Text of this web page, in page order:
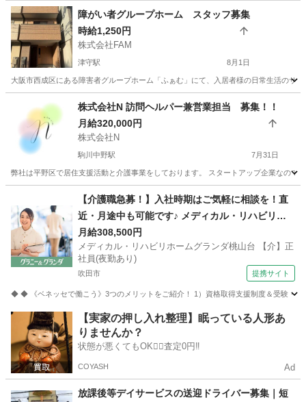
大阪 大阪市 岸里駅 その他 スタッフ
障がい者グループホーム スタッフ募集
時給1,250円
株式会社FAM
津守駅 8月1日
大阪市西成区にある障害者グループホーム「ふぁむ」にて、入居者様の日常生活のサ
津守駅 その他 スタッフ
株式会社N 訪問ヘルパー兼営業担当 募集！！
月給320,000円
株式会社N
駒川中野駅 7月31日
弊社は平野区で居住支援活動と介護事業をしております。 スタートアップ企業なの
駒川中野駅 その他 東住吉区
【介護職急募！】入社時期はご気軽に相談を！直
近・月途中も可能です♪ メディカル・リハビリホ
ームグランダ桃山台 【介】正社員(夜勤あり) 老人
介護施設スタッフ
月給308,500円
メディカル・リハビリホームグランダ桃山台 【介】正
社員(夜勤あり)
吹田市 提携サイト
◆ ◆ 《ベネッセで働こう》3つのメリットをご紹介！ 1）資格取得支援制度＆受験・
大阪 吹田市 介護
【実家の押し入れ整理】眠っている人形あ
りませんか？
状態が悪くてもOK🙆‍♀️査定0円‼️
COYASH Ad
放課後等デイサービスの送迎ドライバー募集｜短